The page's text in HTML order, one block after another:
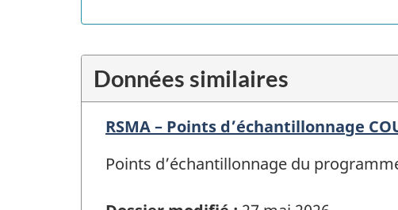
Données similaires
RSMA – Points d’échantillonnage
Points d’échantillonnage du